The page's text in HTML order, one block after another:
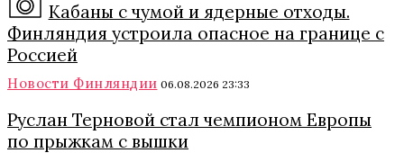
Кабаны с чумой и ядерные отходы.
Финляндия устроила опасное на границе с
Россией
Новости Финляндии 06.08.2026 23:33
Руслан Терновой стал чемпионом Европы
по прыжкам с вышки